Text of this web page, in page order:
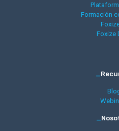
Formación
Foxize
_
_